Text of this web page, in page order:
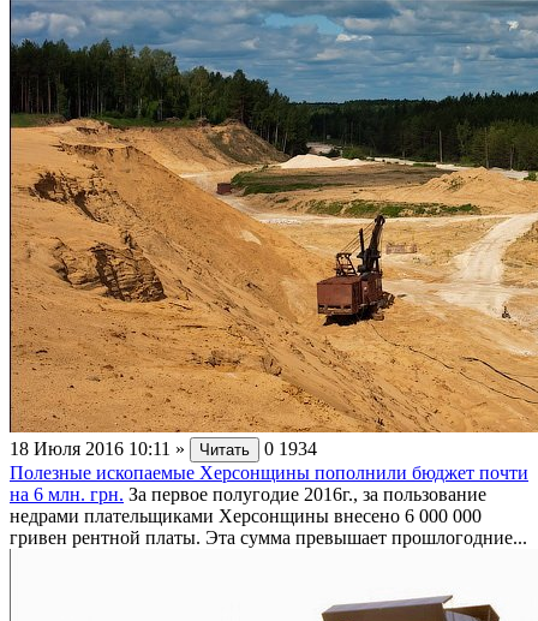
18 Июля 2016 10:11 » Читать 0 1934
Полезные ископаемые Херсонщины пополнили бюджет почти
на 6 млн. грн. За первое полугодие 2016г., за пользование
недрами плательщиками Херсонщины внесено 6 000 000
гривен рентной платы. Эта сумма превышает прошлогодние...